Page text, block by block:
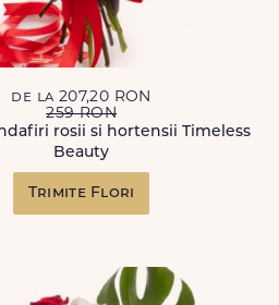
de la 207,20 RON
259 RON
rosii si hortensii Timeless
Beauty
Trimite Flori